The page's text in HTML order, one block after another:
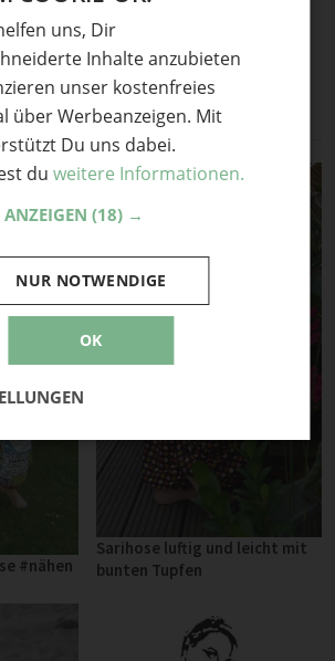
und DIY-Ideen
#nähen
Sarihose luftig und leicht mit
bunten Tupfen
uns, Dir
Inhalte anzubieten
unser kostenfreies
über Werbeanzeigen. Mit
Du uns dabei.
du weitere Informationen.
ANZEIGEN (18) →
OK
NUR NOTWENDIGE